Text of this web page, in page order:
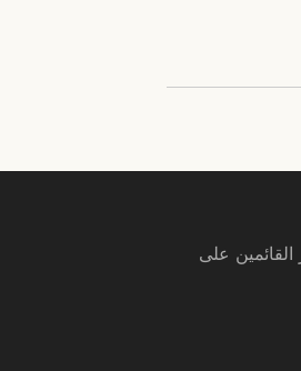
على